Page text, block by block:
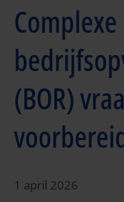
Complexe
(BOR)
1 april 2026